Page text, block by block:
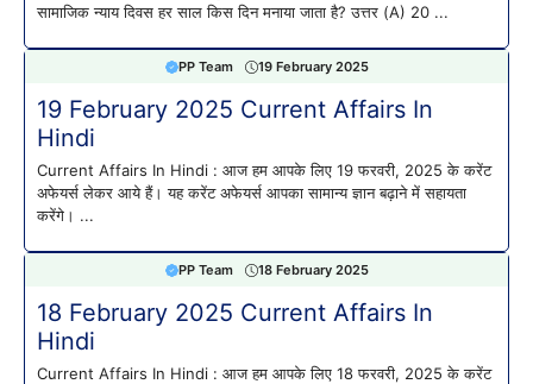
सामाजिक न्याय दिवस हर साल किस दिन मनाया जाता है? उत्तर (A) 20 ...
PP Team 19 February 2025
19 February 2025 Current Affairs In
Hindi
Current Affairs In Hindi : आज हम आपके लिए 19 फरवरी, 2025 के करेंट
अफेयर्स लेकर आये हैं। यह करेंट अफेयर्स आपका सामान्य ज्ञान बढ़ाने में सहायता
करेंगे। ...
PP Team 18 February 2025
18 February 2025 Current Affairs In
Hindi
Current Affairs In Hindi : आज हम आपके लिए 18 फरवरी, 2025 के करेंट